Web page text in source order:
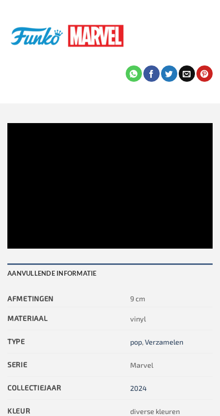
AANVULLENDE INFORMATIE
AFMETINGEN 9 cm
MATERIAAL vinyl
TYPE pop,Verzamelen
SERIE Marvel
COLLECTIEJAAR 2024
KLEUR diverse kleuren